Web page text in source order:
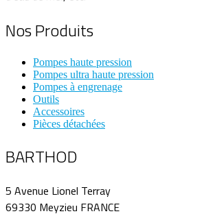
Nos Produits
Pompes haute pression
Pompes ultra haute pression
Pompes à engrenage
Outils
Accessoires
Pièces détachées
BARTHOD
5 Avenue Lionel Terray
69330 Meyzieu FRANCE